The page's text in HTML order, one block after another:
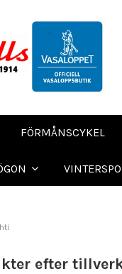
FÖRMÅNSCYKEL
efter